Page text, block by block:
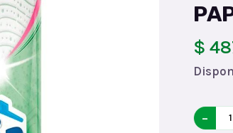
$
PAPEL
−